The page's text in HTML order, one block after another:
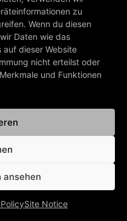
zu
Wenn du diesen
Daten wie das
auf dieser Website
nicht erteilst oder
und Funktionen
ansehen
Site Notice
NEWS